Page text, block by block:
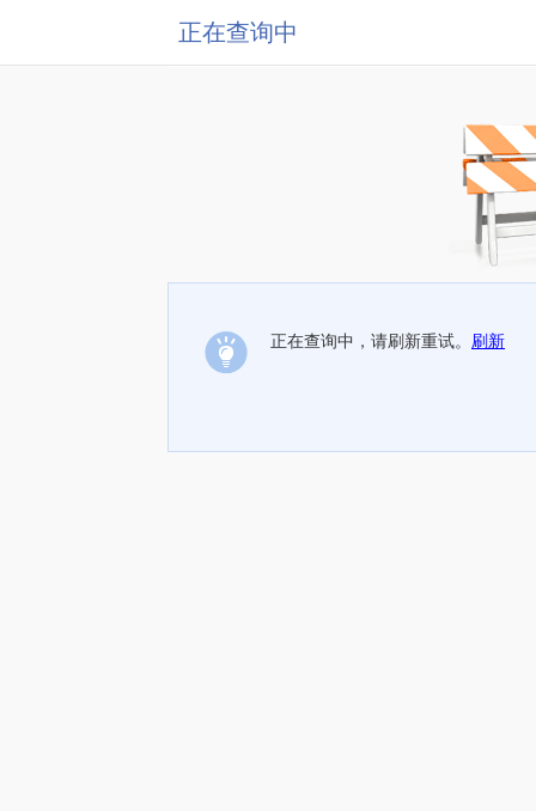
正在查询中
正在查询中，请刷新重试。 刷新